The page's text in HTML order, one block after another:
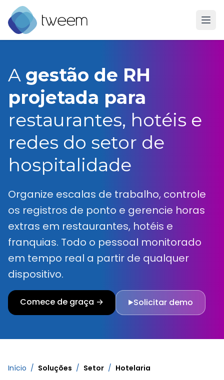
Ir para a página inicial do Tweem
A gestão de RH
projetada para
restaurantes, hotéis e
redes do setor de
hospitalidade
Organize escalas de trabalho, controle
os registros de ponto e gerencie horas
extras em restaurantes, hotéis e
franquias. Todo o pessoal monitorado
em tempo real a partir de qualquer
dispositivo.
Comece de graça → ▶Solicitar demo
Início / Soluções / Setor / Hotelaria